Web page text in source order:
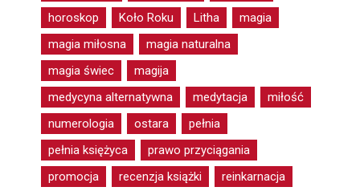
horoskop
Koło Roku Litha
magia
magia miłosna
magia naturalna
magia świec
magija
medycyna alternatywna
medytacja
miłość
numerologia
ostara
pełnia
pełnia księżyca
prawo przyciągania
promocja
recenzja książki reinkarnacja